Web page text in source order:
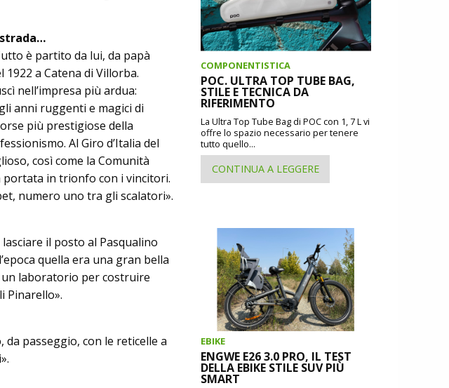
è partito da lui, da papà
a Ca­te­na di Villorba.
nell’impresa più ardua:
anni ruggenti e magici di
più prestigiose della
Al Giro d’Italia del
così come la Comunità
portata in trionfo con i vincitori.
numero uno tra gli scalatori».
il posto al Pasqualino
quella era una gran bella
laboratorio per costruire
Pinarello».
passeggio, con le reticelle a
COMPONENTISTICA
POC. ULTRA TOP TUBE BAG,
STILE E TECNICA DA
RIFERIMENTO
La Ultra Top Tube Bag di POC con 1, 7 L vi
offre lo spazio necessario per tenere
tutto quello...
CONTINUA A LEGGERE
EBIKE
ENGWE E26 3.0 PRO, IL TEST
DELLA EBIKE STILE SUV PIÙ
SMART